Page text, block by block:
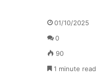
01/10/2025
0
90
1 minute read